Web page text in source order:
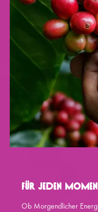
Für Jeden
Ob Morgendlicher